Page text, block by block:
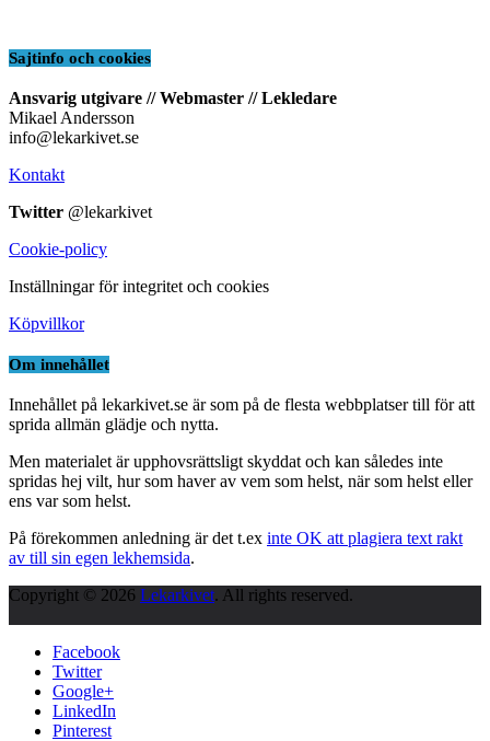
Sajtinfo och cookies
Ansvarig utgivare // Webmaster // Lekledare
Mikael Andersson
info@lekarkivet.se
Kontakt
Twitter @lekarkivet
Cookie-policy
Inställningar för integritet och cookies
Köpvillkor
Om innehållet
Innehållet på lekarkivet.se är som på de flesta webbplatser till för att
sprida allmän glädje och nytta.
Men materialet är upphovsrättsligt skyddat och kan således inte
spridas hej vilt, hur som haver av vem som helst, när som helst eller
ens var som helst.
På förekommen anledning är det t.ex inte OK att plagiera text rakt
av till sin egen lekhemsida.
Copyright © 2026 Lekarkivet. All rights reserved.
Facebook
Twitter
Google+
LinkedIn
Pinterest